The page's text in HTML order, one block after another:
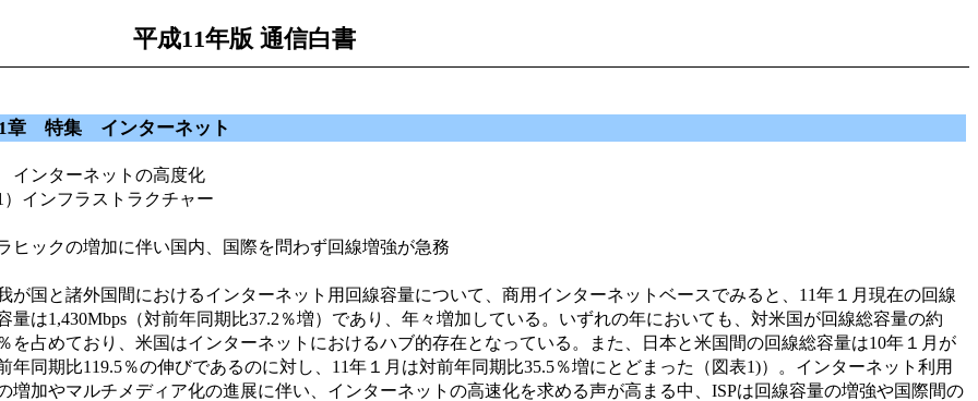
平成11年版 通信白書
章 特集 インターネット
ンターネットの高度化
）インフラストラクチャー
ヒックの増加に伴い国内、国際を問わず回線増強が急務
国と諸外国間におけるインターネット用回線容量について、商用インターネットベースでみると、11年１月現在の回線
量は1,430Mbps（対前年同期比37.2％増）であり、年々増加している。いずれの年においても、対米国が回線総容量の約
を占めており、米国はインターネットにおけるハブ的存在となっている。また、日本と米国間の回線総容量は10年１月が
年同期比119.5％の伸びであるのに対し、11年１月は対前年同期比35.5％増にとどまった（図表1)）。インターネット利用
増加やマルチメディア化の進展に伴い、インターネットの高速化を求める声が高まる中、ISPは回線容量の増強や国際間の